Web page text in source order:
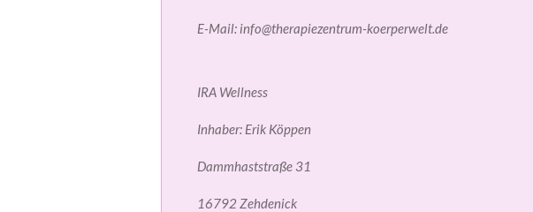
E-Mail: info@therapiezentrum-koerperwelt.de
IRA Wellness
Inhaber: Erik Köppen
Dammhaststraße 31
16792 Zehdenick